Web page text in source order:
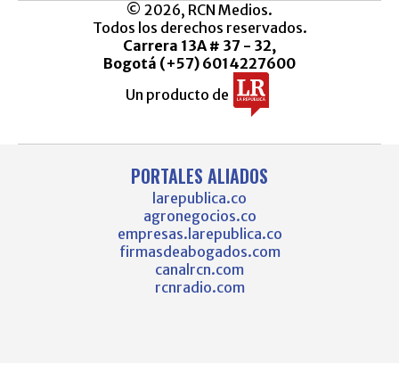
© 2026, RCN Medios.
Todos los derechos reservados.
Carrera 13A # 37 - 32,
Bogotá (+57) 6014227600
Un producto de
PORTALES ALIADOS
larepublica.co
agronegocios.co
empresas.larepublica.co
firmasdeabogados.com
canalrcn.com
rcnradio.com